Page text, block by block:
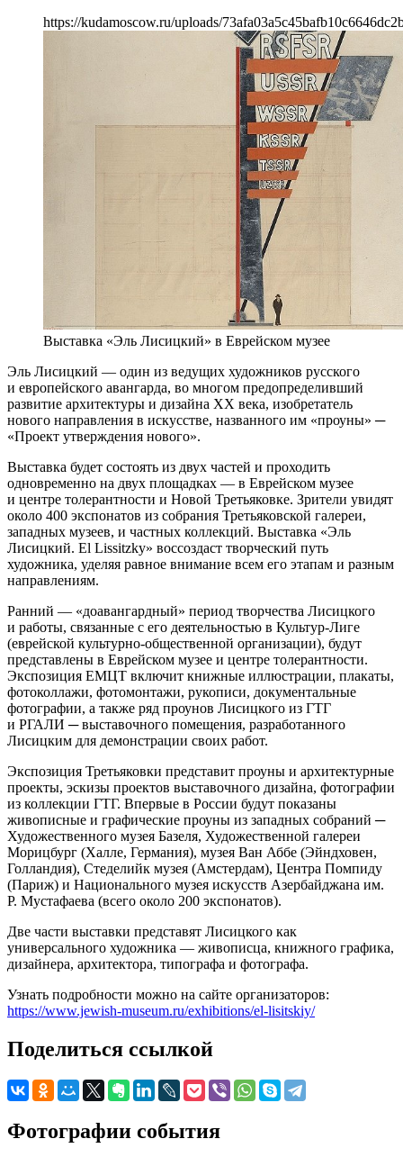
https://kudamoscow.ru/uploads/
Выставка «Эль Лисицкий» в Еврейском музее
Эль Лисицкий — один из ведущих художников русского
и европейского авангарда, во многом предопределивший
развитие архитектуры и дизайна XX века, изобретатель
нового направления в искусстве, названного им «проуны» ─
«Проект утверждения нового».
Выставка будет состоять из двух частей и проходить
одновременно на двух площадках — в Еврейском музее
и центре толерантности и Новой Третьяковке. Зрители увидят
около 400 экспонатов из собрания Третьяковской галереи,
западных музеев, и частных коллекций. Выставка «Эль
Лисицкий. El Lissitzky» воссоздаст творческий путь
художника, уделяя равное внимание всем его этапам и разным
направлениям.
Ранний — «доавангардный» период творчества Лисицкого
и работы, связанные с его деятельностью в Культур-Лиге
(еврейской культурно-общественной организации), будут
представлены в Еврейском музее и центре толерантности.
Экспозиция ЕМЦТ включит книжные иллюстрации, плакаты,
фотоколлажи, фотомонтажи, рукописи, документальные
фотографии, а также ряд проунов Лисицкого из ГТГ
и РГАЛИ ─ выставочного помещения, разработанного
Лисицким для демонстрации своих работ.
Экспозиция Третьяковки представит проуны и архитектурные
проекты, эскизы проектов выставочного дизайна, фотографии
из коллекции ГТГ. Впервые в России будут показаны
живописные и графические проуны из западных собраний ─
Художественного музея Базеля, Художественной галереи
Морицбург (Халле, Германия), музея Ван Аббе (Эйндховен,
Голландия), Стеделийк музея (Амстердам), Центра Помпиду
(Париж) и Национального музея искусств Азербайджана им.
Р. Мустафаева (всего около 200 экспонатов).
Две части выставки представят Лисицкого как
универсального художника — живописца, книжного графика,
дизайнера, архитектора, типографа и фотографа.
Узнать подробности можно на сайте организаторов:
https://www.jewish-museum.ru/exhibitions/el-lisitskiy/
Поделиться ссылкой
Фотографии события